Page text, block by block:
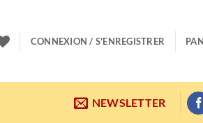
CONNEXION / S’ENREGISTRER
NEWSLETTER